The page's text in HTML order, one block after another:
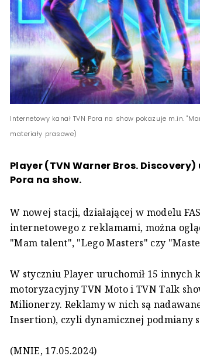
Internetowy kanał TVN Pora na show pokazuje m.in.
materiały prasowe)
Player (TVN Warner Bros.
Pora na show.
W nowej stacji, działającej w modelu
internetowego z reklamami, można
"Mam talent", "Lego Masters" czy
W styczniu Player uruchomił 15 innych
motoryzacyjny TVN Moto i TVN Talk
Milionerzy. Reklamy w nich są
Insertion), czyli dynamicznej podmiany
(MNIE, 17.05.2024)